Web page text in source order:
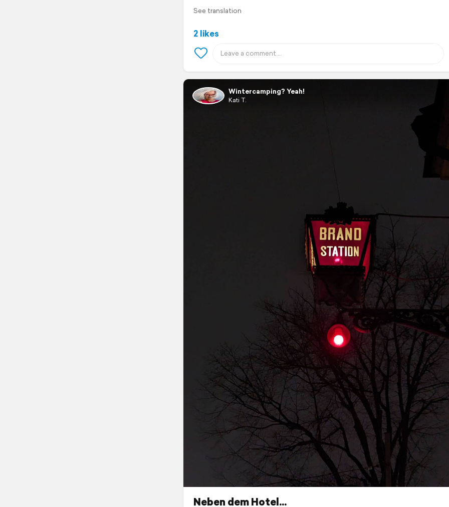
See translation
2 likes
Wintercamping? Yeah!
Kati T.
Neben dem Hotel...